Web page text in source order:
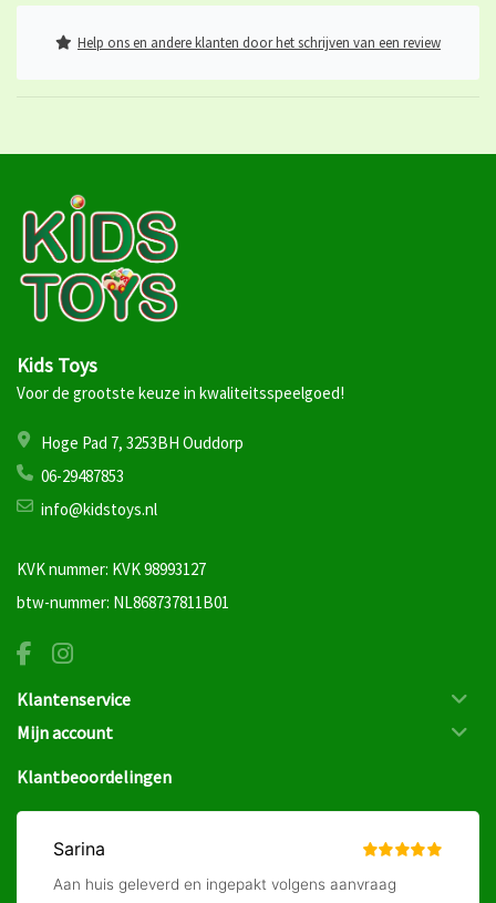
Help ons en andere klanten door het schrijven van een review
Kids Toys
Voor de grootste keuze in kwaliteitsspeelgoed!
Hoge Pad 7, 3253BH Ouddorp
06-29487853
info@kidstoys.nl
KVK nummer: KVK 98993127
btw-nummer: NL868737811B01
Klantenservice
Mijn account
Klantbeoordelingen